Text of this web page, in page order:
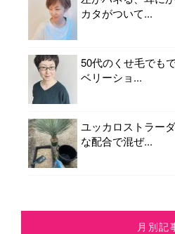
カタがついて...
50代のくせ毛でも
ベリーショ...
ユッカロストラー
な配合で混ぜ...
月別記